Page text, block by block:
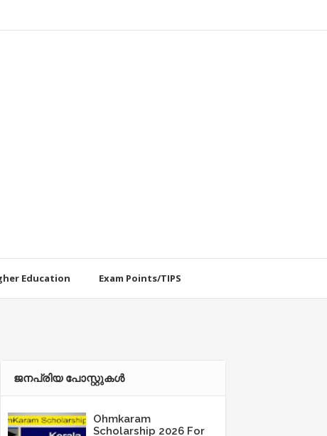
Education Exam Points/TIPS
ജനപ്രിയ പോസ്റ്റുകള്‍‌
Ohmkaram
Scholarship 2026 For